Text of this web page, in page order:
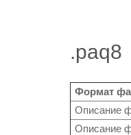
.paq8
Формат
Описание
Описание